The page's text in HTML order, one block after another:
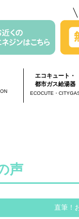
エコキュート・
都市ガス給湯器
ECOCUTE・
声
直筆！